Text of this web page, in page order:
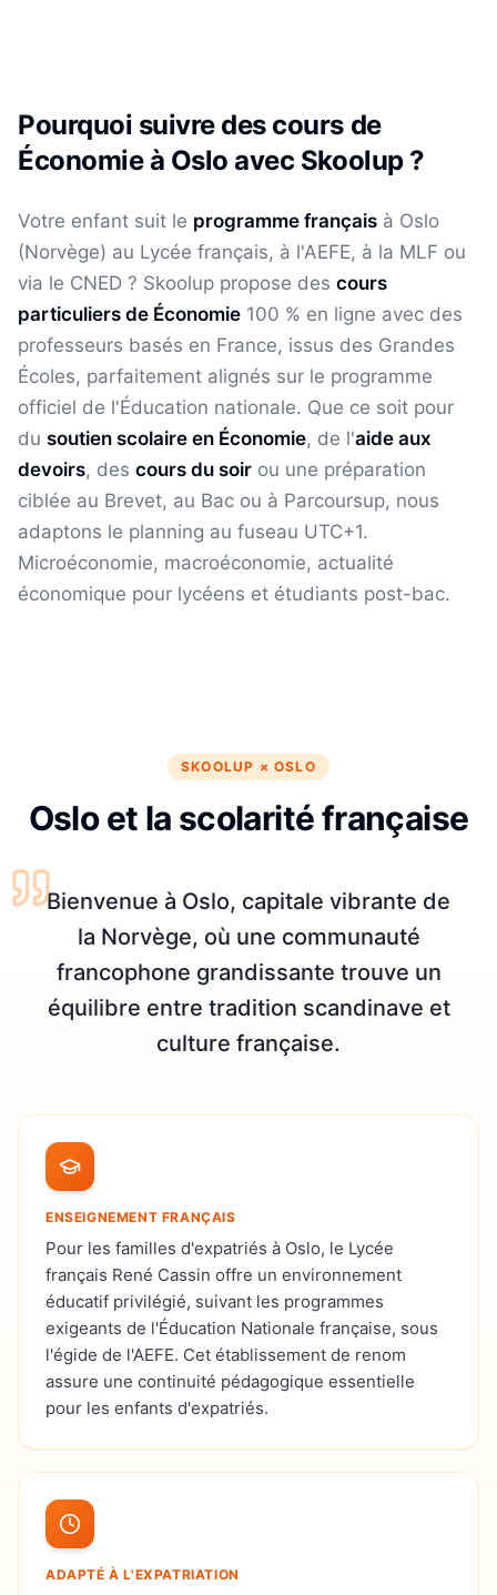
Pourquoi suivre des cours de
Économieà Oslo avec Skoolup ?
Votre enfant suit le programme français à Oslo
(Norvège) au Lycée français, à l'AEFE, à la MLF ou
via le CNED ? Skoolup propose des cours
particuliers de Économie 100 % en ligne avec des
professeurs basés en France, issus des Grandes
Écoles, parfaitement alignés sur le programme
officiel de l'Éducation nationale. Que ce soit pour
du soutien scolaire en Économie, de l'aide aux
devoirs, des cours du soir ou une préparation
ciblée au Brevet, au Bac ou à Parcoursup, nous
adaptons le planning au fuseau UTC+1.
Microéconomie, macroéconomie, actualité
économique pour lycéens et étudiants post-bac.
SKOOLUP ×OSLO
Oslo et la scolarité française
Bienvenue à Oslo, capitale vibrante de
la Norvège, où une communauté
francophone grandissante trouve un
équilibre entre tradition scandinave et
culture française.
ENSEIGNEMENT FRANÇAIS
Pour les familles d'expatriés à Oslo, le Lycée
français René Cassin offre un environnement
éducatif privilégié, suivant les programmes
exigeants de l'Éducation Nationale française, sous
l'égide de l'AEFE. Cet établissement de renom
assure une continuité pédagogique essentielle
pour les enfants d'expatriés.
ADAPTÉ À L'EXPATRIATION